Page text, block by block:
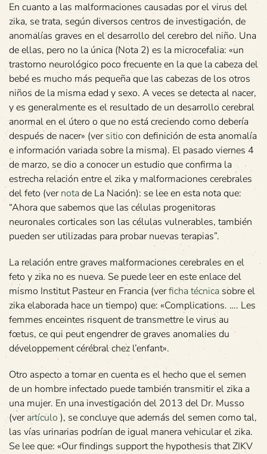
En cuanto a las malformaciones causadas por el virus del
zika, se trata, según diversos centros de investigación, de
anomalías graves en el desarrollo del cerebro del niño. Una
de ellas, pero no la única (Nota 2) es la microcefalia: «un
trastorno neurológico poco frecuente en la que la cabeza del
bebé es mucho más pequeña que las cabezas de los otros
niños de la misma edad y sexo. A veces se detecta al nacer,
y es generalmente es el resultado de un desarrollo cerebral
anormal en el útero o que no está creciendo como debería
después de nacer» (versitio con definición de esta anomalía
e información variada sobre la misma). El pasado viernes 4
de marzo, se dio a conocer un estudio que confirma la
estrecha relación entre el zika y malformaciones cerebrales
del feto (vernota de La Nación): se lee en esta nota que:
“Ahora que sabemos que las células progenitoras
neuronales corticales son las células vulnerables, también
pueden ser utilizadas para probar nuevas terapias”.
La relación entre graves malformaciones cerebrales en el
feto y zika no es nueva. Se puede leer en este enlace del
mismo Institut Pasteur en Francia (verficha técnica sobre el
zika elaborada hace un tiempo) que: «Complications. …. Les
femmes enceintes risquent de transmettre le virus au
fœtus, ce qui peut engendrer de graves anomalies du
développement cérébral chez l’enfant».
Otro aspecto a tomar en cuenta es el hecho que el semen
de un hombre infectado puede también transmitir el zika a
una mujer. En una investigación del 2013 del Dr. Musso
(verartículo ), se concluye que además del semen como tal,
las vías urinarias podrían de igual manera vehicular el zika.
Se lee que: «Our findings support the hypothesis that ZIKV